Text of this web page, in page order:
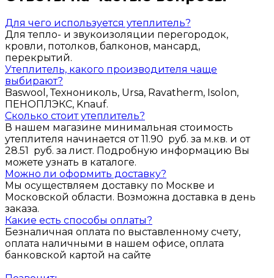
Для чего используется утеплитель?
Для тепло- и звукоизоляции перегородок,
кровли, потолков, балконов, мансард,
перекрытий.
Утеплитель, какого производителя чаще
выбирают?
Baswool, Технониколь, Ursa, Ravatherm, Isolon,
ПЕНОПЛЭКС, Knauf.
Сколько стоит утеплитель?
В нашем магазине минимальная стоимость
утеплителя начинается от 11.90 руб. за м.кв. и от
28.51 руб. за лист. Подробную информацию Вы
можете узнать в каталоге.
Можно ли оформить доставку?
Мы осуществляем доставку по Москве и
Московской области. Возможна доставка в день
заказа.
Какие есть способы оплаты?
Безналичная оплата по выставленному счету,
оплата наличными в нашем офисе, оплата
банковской картой на сайте